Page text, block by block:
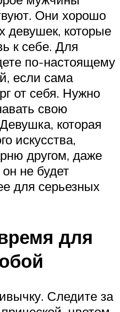
Они хорошо
девушек, которые
к себе. Для
по-настоящему
если сама
от себя. Нужно
свою
которая
искусства,
другом, даже
не будет
для серьезных
для
Следите за